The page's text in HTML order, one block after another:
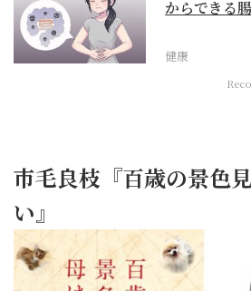
からできる
健康
市毛良枝『百歳の景色
い』